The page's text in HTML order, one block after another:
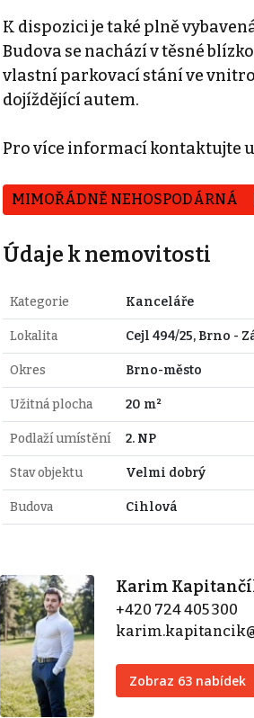
K dispozici je také plně
Budova se nachází v těsné
vlastní parkovací stání ve
dojíždějící autem.
Pro více informací kontaktujte
MIMOŘÁDNĚ NEHOSPODÁRNÁ
Údaje k nemovitosti
Kategorie Kanceláře
Lokalita Cejl 494/25, Brno -
Okres Brno-město
Užitná plocha 20 m²
Podlaží umístění 2. NP
Stav objektu Velmi dobrý
Budova Cihlová
Karim
+420 724 405 300
Zobraz 63 nabídek